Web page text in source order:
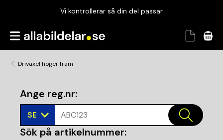
Vi kontrollerar så din del passar
Garanterad passform
Drivaxel höger fram
Ange reg.nr:
SE ABC123
Sök på artikelnummer: